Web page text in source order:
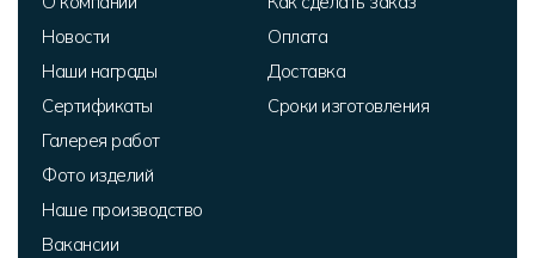
Новости
Наши награды
Сертификаты
Галерея работ
Фото изделий
Наше производство
Вакансии
Оплата
Доставка
Сроки изготовления